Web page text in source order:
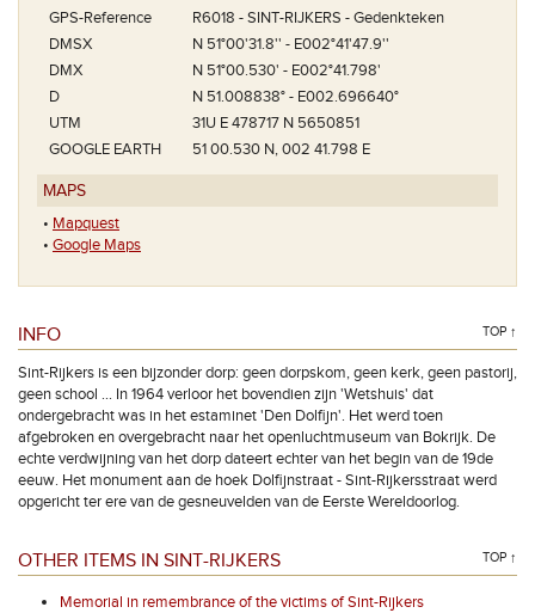
GPS-Reference
R6018 - SINT-RIJKERS - Gedenkteken
DMSX
N 51°00'31.8'' - E002°41'47.9''
DMX
N 51°00.530' - E002°41.798'
D
N 51.008838° - E002.696640°
UTM
31U E 478717 N 5650851
GOOGLE EARTH
51 00.530 N, 002 41.798 E
MAPS
• Mapquest
• Google Maps
INFO TOP ↑
Sint-Rijkers is een bijzonder dorp: geen dorpskom, geen kerk, geen pastorij,
geen school … In 1964 verloor het bovendien zijn 'Wetshuis' dat
ondergebracht was in het estaminet 'Den Dolfijn'. Het werd toen
afgebroken en overgebracht naar het openluchtmuseum van Bokrijk. De
echte verdwijning van het dorp dateert echter van het begin van de 19de
eeuw. Het monument aan de hoek Dolfijnstraat - Sint-Rijkersstraat werd
opgericht ter ere van de gesneuvelden van de Eerste Wereldoorlog.
OTHER ITEMS IN SINT-RIJKERS TOP ↑
Memorial in remembrance of the victims of Sint-Rijkers